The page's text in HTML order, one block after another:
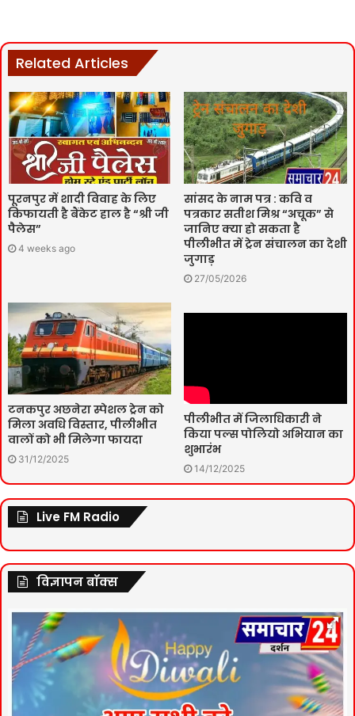
Related Articles
पूरनपुर में शादी विवाह के लिए
किफायती है बैंकेट हाल है “श्री जी
पैलेस”
4 weeks ago
सांसद के नाम पत्र : कवि व
पत्रकार सतीश मिश्र “अचूक” से
जानिए क्या हो सकता है
पीलीभीत में ट्रेन संचालन का देशी
जुगाड़
27/05/2026
टनकपुर अछनेरा स्पेशल ट्रेन को
मिला अवधि विस्तार, पीलीभीत
वालों को भी मिलेगा फायदा
31/12/2025
पीलीभीत में जिलाधिकारी ने
किया पल्स पोलियो अभियान का
शुभारंभ
14/12/2025
Live FM Radio
विज्ञापन बॉक्स